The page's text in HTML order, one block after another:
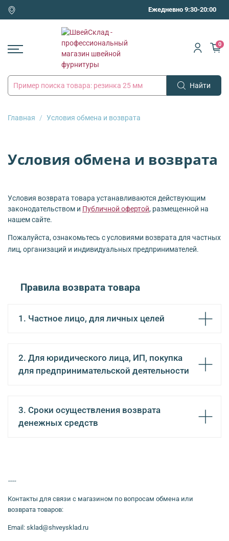
Ежедневно 9:30-20:00
Найти
0
Главная Условия обмена и возврата
Условия обмена и возврата
Условия возврата товара устанавливаются действующим
законодательством и Публичной офертой, размещенной на
нашем сайте.
Пожалуйста, ознакомьтесь с условиями возврата для частных
лиц, организаций и индивидуальных предпринимателей.
Правила возврата товара
1. Частное лицо, для личных целей
2. Для юридического лица, ИП, покупка
для предпринимательской деятельности
3. Сроки осуществления возврата
денежных средств
----
Контакты для связи с магазином по вопросам обмена или
возврата товаров:
Email: sklad@shveysklad.ru